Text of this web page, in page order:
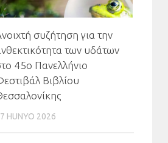
συζήτηση για την
των υδάτων
45ο Πανελλήνιο
Βιβλίου
HUNYO 2026